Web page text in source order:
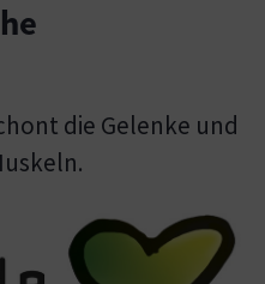
die Gelenke und